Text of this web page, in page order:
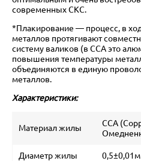
современных СКС.
*Плакирование — процесс, в
металлов протягивают
систему валиков (в CCA это
повышения температуры
объединяются в единую
металлов.
Характеристики:
Материал жилы
CCA
Диаметр жилы